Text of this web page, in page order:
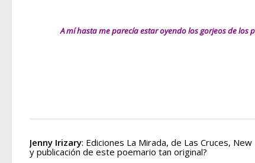
A mí hasta me parecía estar oyendo los gorjeos de
Jenny Irizary: Ediciones La Mirada, de Las Cruces,
y publicación de este poemario tan original?